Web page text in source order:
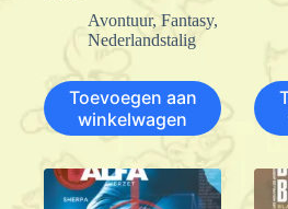
Avontuur, Fantasy,
Nederlandstalig
Toevoegen aan
winkelwagen